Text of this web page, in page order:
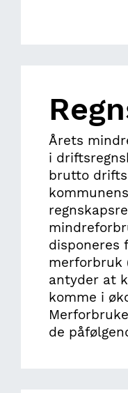
Årets
i
brutto
kommunens
disponeres
merforbruk
antyder at
komme i
de